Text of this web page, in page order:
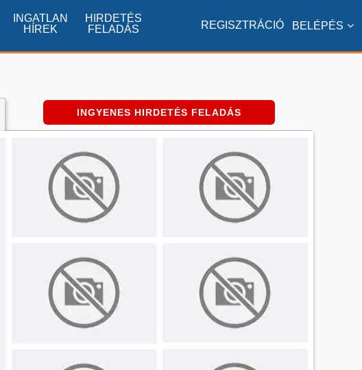
INGATLAN
HÍREK
HIRDETÉS
FELADÁS
BELÉPÉS
REGISZTRÁCIÓ
INGYENES HIRDETÉS FELADÁS